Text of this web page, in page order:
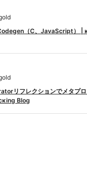
（C、JavaScript） |
リフレクションでメタプ
Blog